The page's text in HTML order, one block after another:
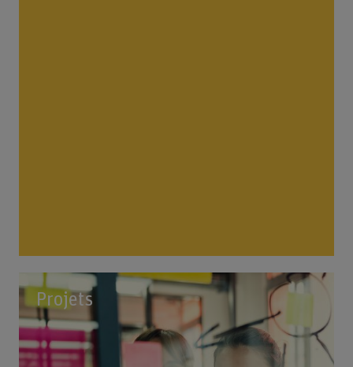
Projets